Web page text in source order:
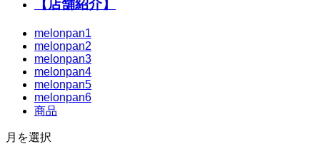
【店舗紹介】
melonpan1
melonpan2
melonpan3
melonpan4
melonpan5
melonpan6
商品
月を選択